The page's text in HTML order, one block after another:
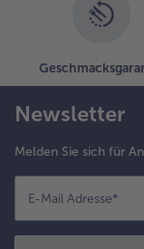
Newsletter
Melden Sie sich für
E-Mail Adresse*